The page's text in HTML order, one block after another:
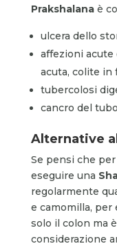
Prakshalanaè
ulcera dello
affezioni
acuta, colite in
tubercolosi
cancro del
Alternative
Se pensi che
eseguire una
regolarmente
e camomilla, per
solo il colon ma
considerazione